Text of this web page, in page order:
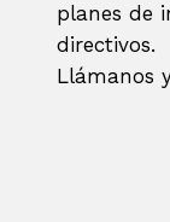
planes de
directivos.
Llámanos